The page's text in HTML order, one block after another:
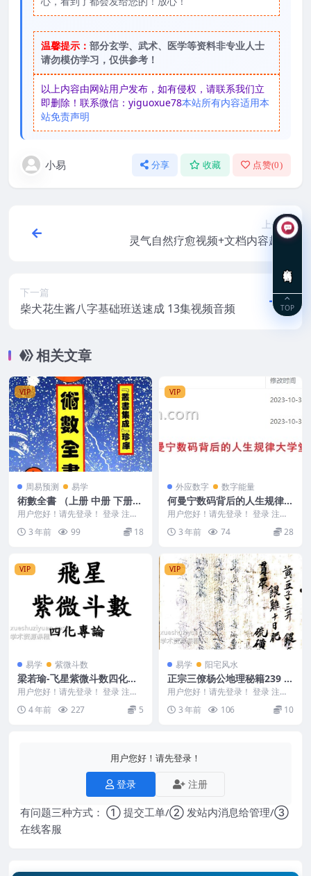
温馨提示： 部分玄学、武术、医学等资料非专业人士
请勿模仿学习，仅供参考！
以上内容由网站用户发布，如有侵权，请联系我们立
即删除！联系微信：yiguoxue78本站所有内容适用本
站免责声明
小易 分享 收藏 点赞(0)
上一篇
灵气自然疗愈视频+文档内容超多
下一篇
柴犬花生酱八字基础班送速成 13集视频音频
相关文章
VIP
周易预测 易学
術數全書 （上册 中册 下册）
术数全书
用户您好！请先登录！ 登录 注册
術數全書 （上 中 下 冊） 240129
0 ...3 年前 99 18
VIP
外应数字 数字能量
何曼宁数码背后的人生规律大
学堂第一期
用户您好！请先登录！ 登录 注册
何曼宁数码背后的人生规律大学堂
第一期 14 2...
3 年前 74 28
VIP
易学 紫微斗数
梁若瑜-飞星紫微斗数四化专
论
用户您好！请先登录！ 登录 注册
梁若瑜-飞星紫微斗数四化专论 编
号：22w38...
4 年前 227 5
VIP
易学 阳宅风水
正宗三僚杨公地理秘籍239 筒
子页
用户您好！请先登录！ 登录 注册
正宗三僚杨公地理秘籍239 筒子页
Y2306...
3 年前 106 10
用户您好！请先登录！
登录 注册
有问题三种方式： ① 提交工单/② 发站内消息给管理/③
在线客服
TOP